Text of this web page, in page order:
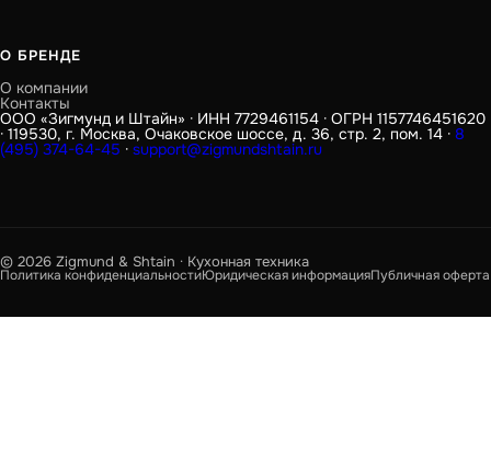
О БРЕНДЕ
О компании
Контакты
ООО «Зигмунд и Штайн» · ИНН 7729461154 · ОГРН 1157746451620
· 119530, г. Москва, Очаковское шоссе, д. 36, стр. 2, пом. 14 · 8
(495) 374-64-45 · support@zigmundshtain.ru
© 2026 Zigmund & Shtain · Кухонная техника
Политика конфиденциальностиЮридическая информацияПубличная оферта